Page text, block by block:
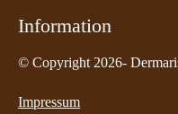
Information
© Copyright 2026-
Impressum